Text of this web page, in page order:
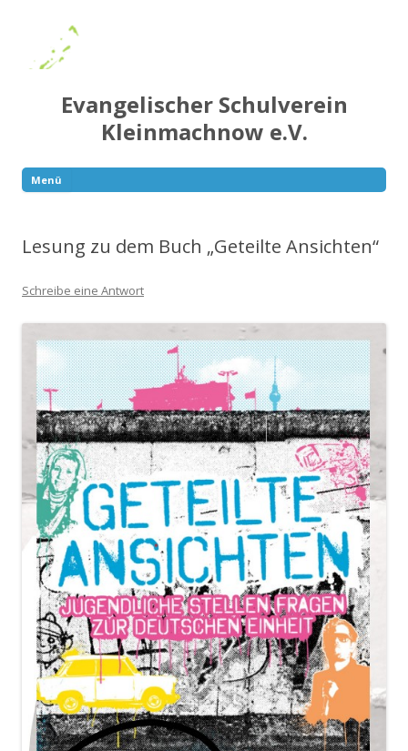
Evangelischer Schulverein
Kleinmachnow e.V.
Menü
Lesung zu dem Buch „Geteilte Ansichten“
Schreibe eine Antwort